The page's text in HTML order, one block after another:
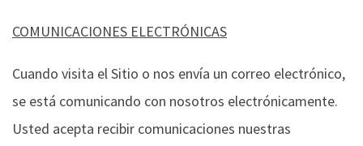
COMUNICACIONES ELECTRÓNICAS
Cuando visita el Sitio o nos envía un correo electrónico,
se está comunicando con nosotros electrónicamente.
Usted acepta recibir comunicaciones nuestras